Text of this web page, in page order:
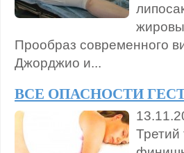
Прообраз современного
Джорджио и...
ВСЕ ОПАСНОСТИ